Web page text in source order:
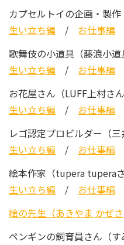
カプセルトイの企画・製作
生い立ち編 / お仕事編
歌舞伎の小道具（藤浪小道
生い立ち編 / お仕事編
お花屋さん（LUFF上村さん
生い立ち編 / お仕事編
レゴ認定プロビルダー（三
生い立ち編 / お仕事編
絵本作家（tupera tuperaさ
生い立ち編 / お仕事編
絵の先生（あきやま かぜさ
ペンギンの飼育員さん（す